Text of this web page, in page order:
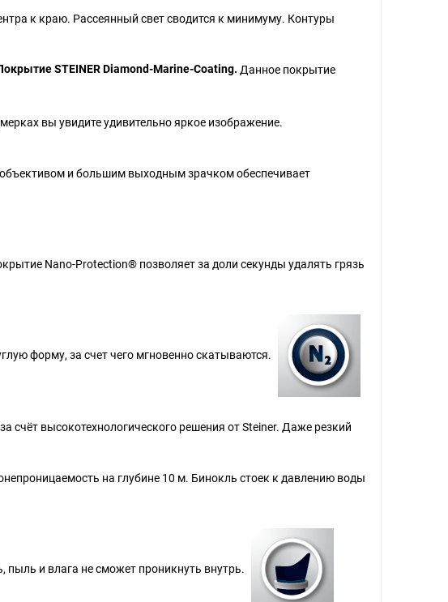
к краю. Рассеянный свет сводится к минимуму. Контуры
STEINER Diamond-Marine-Coating. Данное покрытие
вы увидите удивительно яркое изображение.
и большим выходным зрачком обеспечивает
Nano-Protection® позволяет за доли секунды удалять грязь
форму, за счет чего мгновенно скатываются.
счёт высокотехнологического решения от Steiner. Даже резкий
на глубине 10 м. Бинокль стоек к давлению воды
и влага не сможет проникнуть внутрь.